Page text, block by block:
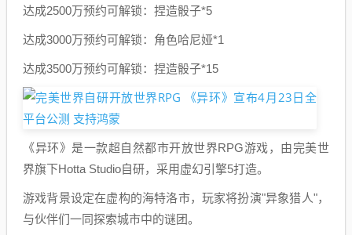
达成2500万预约可解锁：捏造骰子*5
达成3000万预约可解锁：角色哈尼娅*1
达成3500万预约可解锁：捏造骰子*15
《异环》是一款超自然都市开放世界RPG游戏，由完美世
界旗下Hotta Studio自研，采用虚幻引擎5打造。
游戏背景设定在虚构的海特洛市，玩家将扮演"异象猎人"，
与伙伴们一同探索城市中的谜团。